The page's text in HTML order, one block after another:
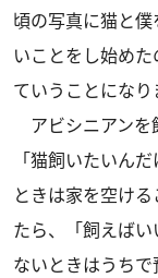
頃の写真に猫と
いことをし始め
ていうことになり
アビシニアンを
「猫飼いたいん
ときは家を空け
たら、「飼えば
ないときはうち